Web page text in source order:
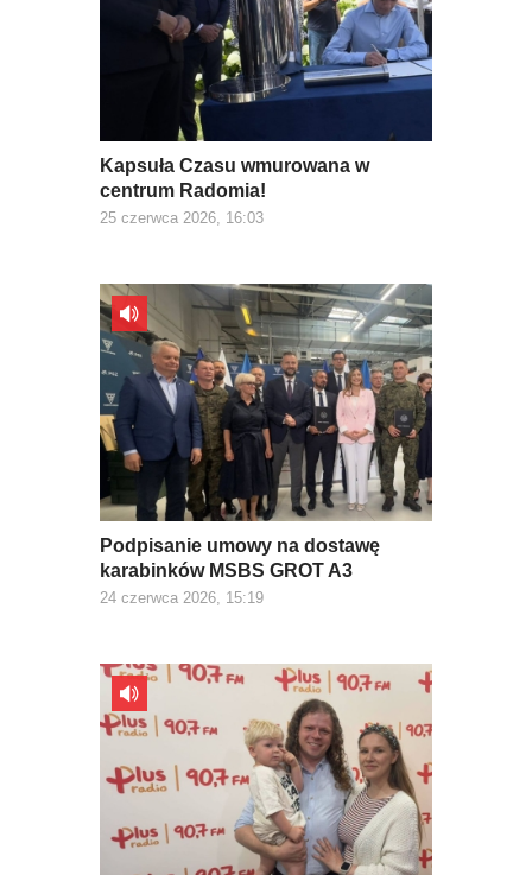
Kapsuła Czasu wmurowana w
centrum Radomia!
25 czerwca 2026, 16:03
Podpisanie umowy na dostawę
karabinków MSBS GROT A3
24 czerwca 2026, 15:19